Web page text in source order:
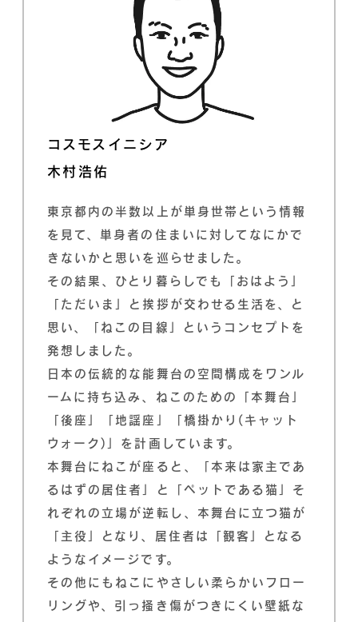
コスモスイニシア
木村浩佑
東京都内の半数以上が単身世帯という情報
を見て、単身者の住まいに対してなにかで
きないかと思いを巡らせました。
その結果、ひとり暮らしでも「おはよう」
「ただいま」と挨拶が交わせる生活を、と
思い、「ねこの目線」というコンセプトを
発想しました。
日本の伝統的な能舞台の空間構成をワンル
ームに持ち込み、ねこのための「本舞台」
「後座」「地謡座」「橋掛かり(キャット
ウォーク)」を計画しています。
本舞台にねこが座ると、「本来は家主であ
るはずの居住者」と「ペットである猫」そ
れぞれの立場が逆転し、本舞台に立つ猫が
「主役」となり、居住者は「観客」となる
ようなイメージです。
その他にもねこにやさしい柔らかいフロー
リングや、引っ掻き傷がつきにくい壁紙な